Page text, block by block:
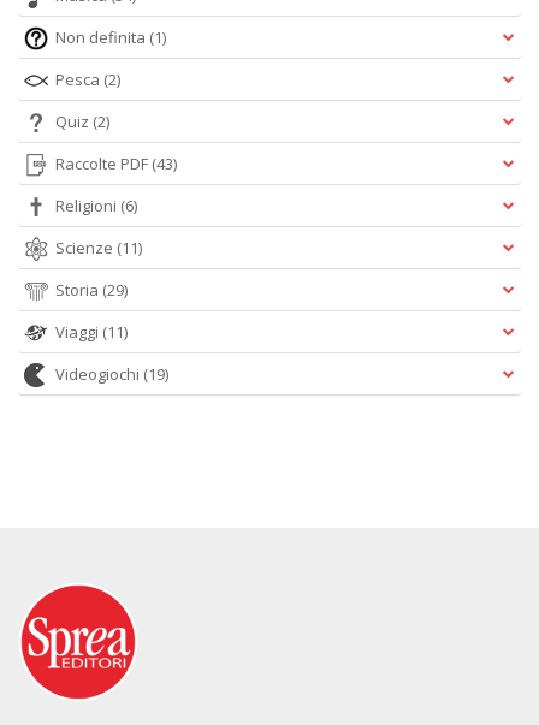
Non definita (1)
Pesca (2)
Quiz (2)
Raccolte PDF (43)
Religioni (6)
Scienze (11)
Storia (29)
Viaggi (11)
Videogiochi (19)